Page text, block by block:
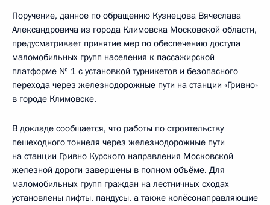
Поручение, данное по обращению Кузнецова Вячеслава
Александровича из города Климовска Московской области,
предусматривает принятие мер по обеспечению доступа
маломобильных групп населения к пассажирской
платформе № 1 с установкой турникетов и безопасного
перехода через железнодорожные пути на станции «Гривно»
в городе Климовске.
В докладе сообщается, что работы по строительству
пешеходного тоннеля через железнодорожные пути
на станции Гривно Курского направления Московской
железной дороги завершены в полном объёме. Для
маломобильных групп граждан на лестничных сходах
установлены лифты, пандусы, а также колёсонаправляющие